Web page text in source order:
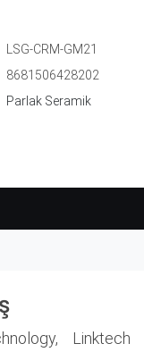
LSG-CRM-GM21
8681506428202
Parlak Seramik
Linktech